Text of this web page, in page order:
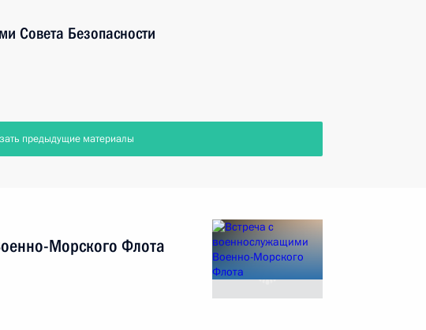
Совета Безопасности
предыдущие материалы
Морского Флота